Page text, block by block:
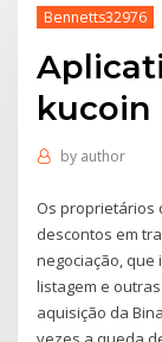
Bennetts32976
kucoin
by author
Os proprietários
descontos em
negociação, que
listagem e
aquisição da